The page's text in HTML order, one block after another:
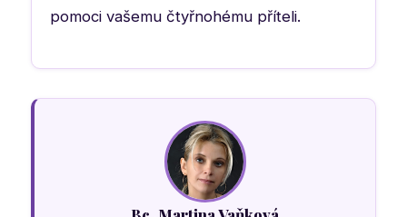
pomoci vašemu čtyřnohému příteli.